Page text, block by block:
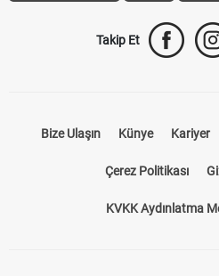
Takip Et
Bize Ulaşın Künye Kariyer
Çerez Politikası
KVKK Aydınlatma